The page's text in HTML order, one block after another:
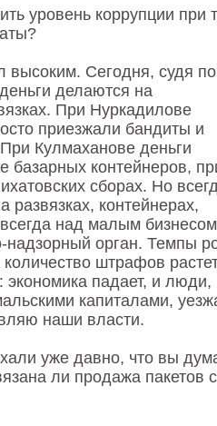
уровень коррупции при
высоким. Сегодня, судя по
делаются на
При Нуркадилове
приезжали бандиты и
Кулмаханове деньги
базарных контейнеров,
сборах. Но
развязках, контейнерах,
над малым бизнесом
надзорный орган. Темпы
штрафов
падает, и люди,
капиталами,
наши власти.
уже давно, что вы
ли продажа пакетов с